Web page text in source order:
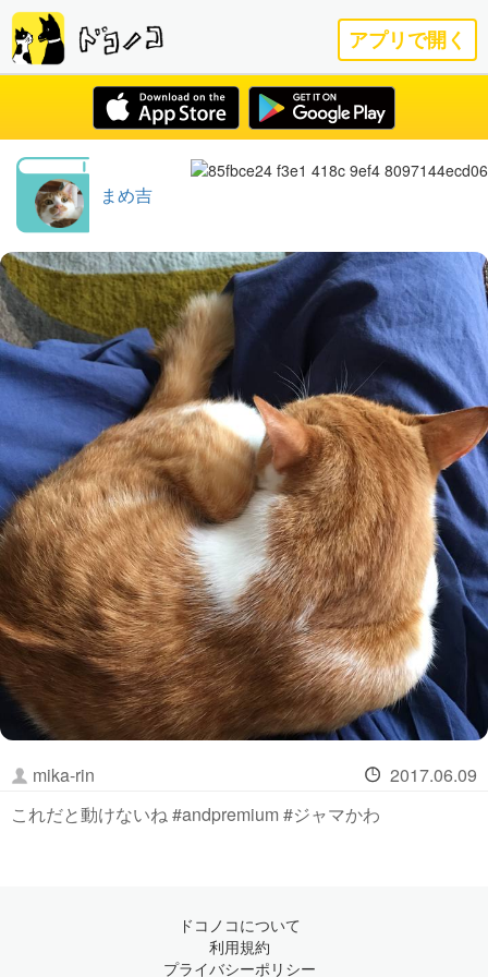
アプリで開く
まめ吉
mika-rin
2017.06.09
これだと動けないね #andpremium #ジャマかわ
ドコノコについて
利用規約
プライバシーポリシー